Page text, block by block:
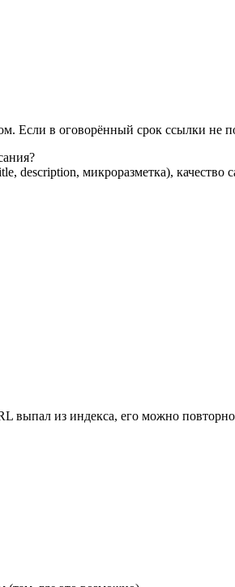
Если в оговорённый срок ссылки не
description, микроразметка),
выпал из индекса, его можно